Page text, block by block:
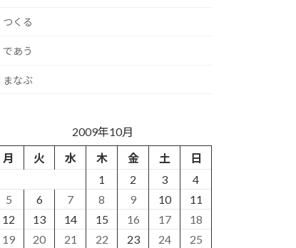
つくる
であう
まなぶ
2009年10月
月
火 水 木 金 土
日
1
2 3
4
5
6 7 8 9 10
11
12
13 14 15 16 17
18
19
20 21 22 23 24
25